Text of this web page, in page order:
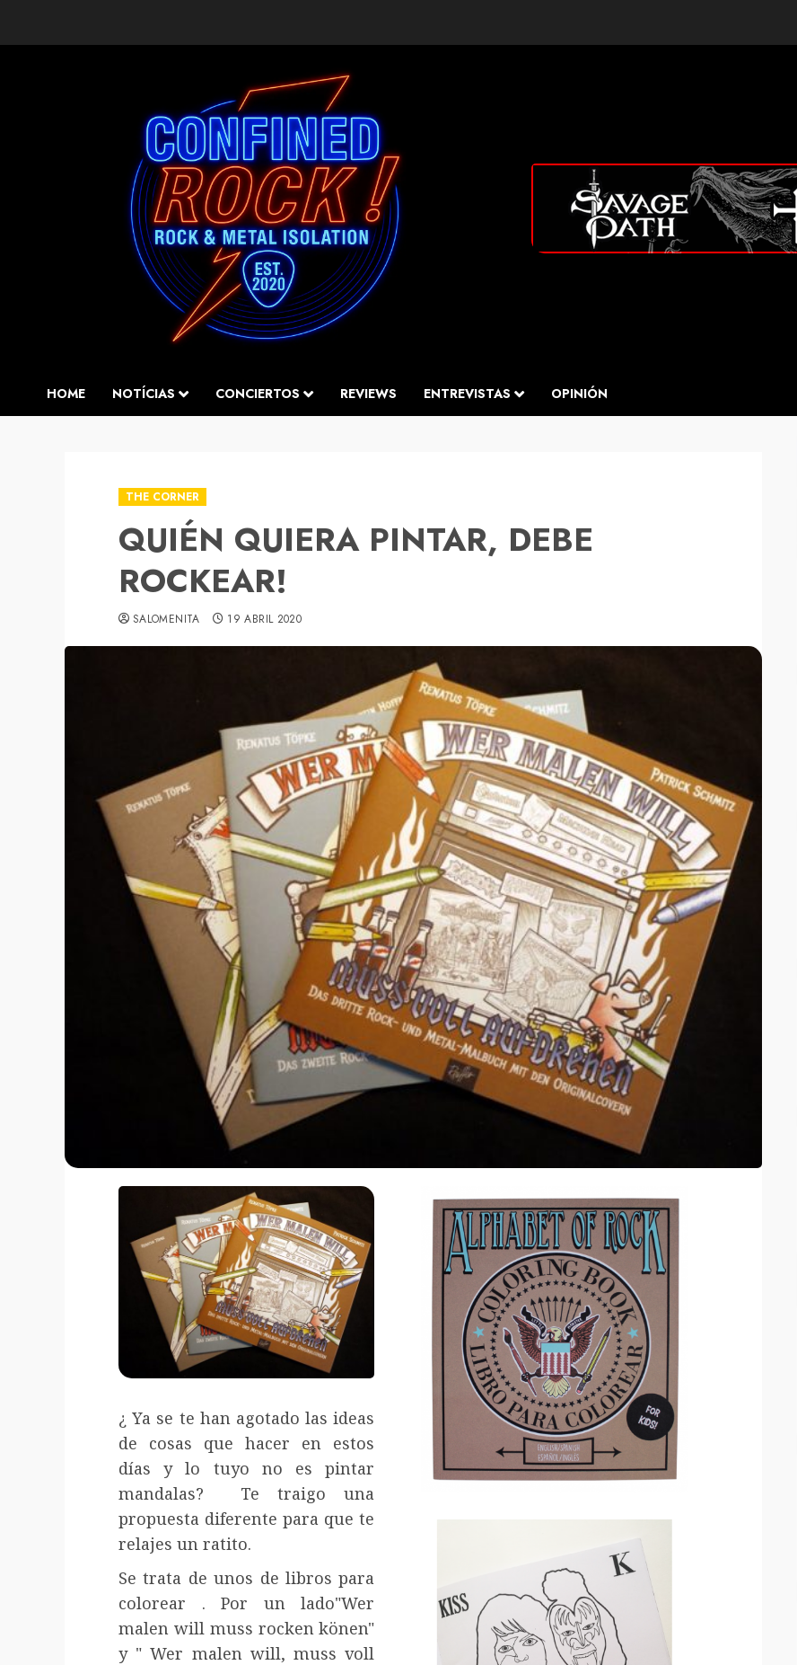
HOME NOTÍCIAS CONCIERTOS REVIEWS ENTREVISTAS OPINIÓN
THE CORNER
QUIÉN QUIERA PINTAR, DEBE
ROCKEAR!
SALOMENITA 19 ABRIL 2020
¿ Ya se te han agotado las ideas
de cosas que hacer en estos
días y lo tuyo no es pintar
mandalas? Te traigo una
propuesta diferente para que te
relajes un ratito.
Se trata de unos de libros para
colorear . Por un lado"Wer
malen will muss rocken könen"
y " Wer malen will, muss voll